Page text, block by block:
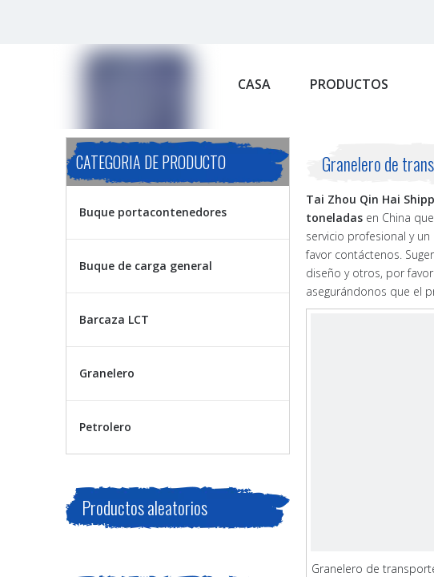
CASA PRODUCTOS
CATEGORIA DE PRODUCTO
Buque portacontenedores
Buque de carga general
Barcaza LCT
Granelero
Petrolero
Productos aleatorios
Granelero de
Tai Zhou Qin Hai
toneladas en China
servicio profesional y
favor contáctenos.
diseño y otros, por
asegurándonos que el
Granelero de